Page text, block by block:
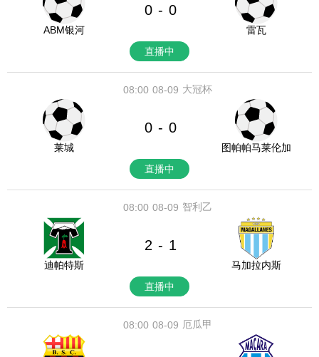
ABM银河
0 - 0
雷瓦
直播中
08-09
08:00 大冠杯
莱城
0 - 0
图帕帕马莱伦加
直播中
08-09
08:00 智利乙
迪帕特斯
2 - 1
马加拉内斯
直播中
08-09
08:00 厄瓜甲